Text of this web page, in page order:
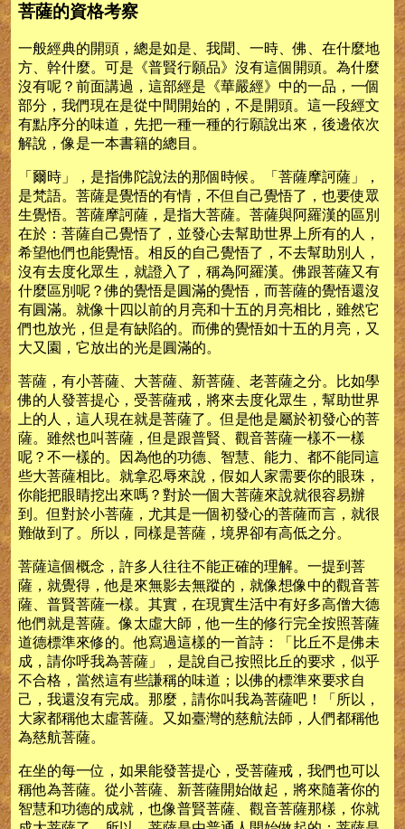
菩薩的資格考察
一般經典的開頭，總是如是、我聞、一時、佛、在什麼地
方、幹什麼。可是《普賢行願品》沒有這個開頭。為什麼
沒有呢？前面講過，這部經是《華嚴經》中的一品，一個
部分，我們現在是從中間開始的，不是開頭。這一段經文
有點序分的味道，先把一種一種的行願說出來，後邊依次
解說，像是一本書籍的總目。
「爾時」，是指佛陀說法的那個時候。「菩薩摩訶薩」，
是梵語。菩薩是覺悟的有情，不但自己覺悟了，也要使眾
生覺悟。菩薩摩訶薩，是指大菩薩。菩薩與阿羅漢的區別
在於：菩薩自己覺悟了，並發心去幫助世界上所有的人，
希望他們也能覺悟。相反的自己覺悟了，不去幫助別人，
沒有去度化眾生，就證入了，稱為阿羅漢。佛跟菩薩又有
什麼區別呢？佛的覺悟是圓滿的覺悟，而菩薩的覺悟還沒
有圓滿。就像十四以前的月亮和十五的月亮相比，雖然它
們也放光，但是有缺陷的。而佛的覺悟如十五的月亮，又
大又園，它放出的光是圓滿的。
菩薩，有小菩薩、大菩薩、新菩薩、老菩薩之分。比如學
佛的人發菩提心，受菩薩戒，將來去度化眾生，幫助世界
上的人，這人現在就是菩薩了。但是他是屬於初發心的菩
薩。雖然也叫菩薩，但是跟普賢、觀音菩薩一樣不一樣
呢？不一樣的。因為他的功德、智慧、能力、都不能同這
些大菩薩相比。就拿忍辱來說，假如人家需要你的眼珠，
你能把眼睛挖出來嗎？對於一個大菩薩來說就很容易辦
到。但對於小菩薩，尤其是一個初發心的菩薩而言，就很
難做到了。所以，同樣是菩薩，境界卻有高低之分。
菩薩這個概念，許多人往往不能正確的理解。一提到菩
薩，就覺得，他是來無影去無蹤的，就像想像中的觀音菩
薩、普賢菩薩一樣。其實，在現實生活中有好多高僧大德
他們就是菩薩。像太虛大師，他一生的修行完全按照菩薩
道德標準來修的。他寫過這樣的一首詩：「比丘不是佛未
成，請你呼我為菩薩」，是說自己按照比丘的要求，似乎
不合格，當然這有些謙稱的味道；以佛的標準來要求自
己，我還沒有完成。那麼，請你叫我為菩薩吧！「所以，
大家都稱他太虛菩薩。又如臺灣的慈航法師，人們都稱他
為慈航菩薩。
在坐的每一位，如果能發菩提心，受菩薩戒，我們也可以
稱他為菩薩。從小菩薩、新菩薩開始做起，將來隨著你的
智慧和功德的成就，也像普賢菩薩、觀音菩薩那樣，你就